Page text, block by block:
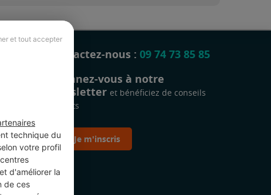
et tout accepter
technique du
votre profil
d'améliorer la
de ces
Contactez-nous : 09 74 73 85 85
Abonnez-vous à notre
newsletter et bénéficiez de conseils
gratuits
Je m'inscris